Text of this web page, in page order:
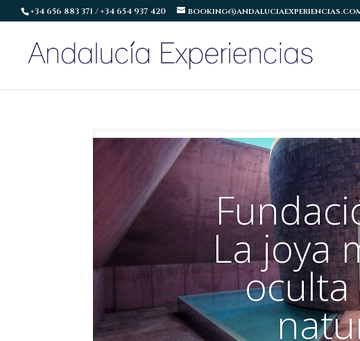
+34 656 883 371 / +34 654 937 420
La joya